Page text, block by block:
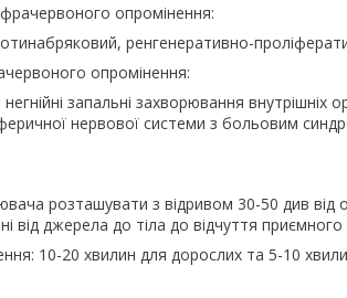
опромінення:
ренгенеративно-
опромінення:
негнійні запальні захворювання
нервової системи з больовим
розташувати з відривом 30-50 див від
від джерела до тіла до відчуття приємного
10-20 хвилин для дорослих та 5-10